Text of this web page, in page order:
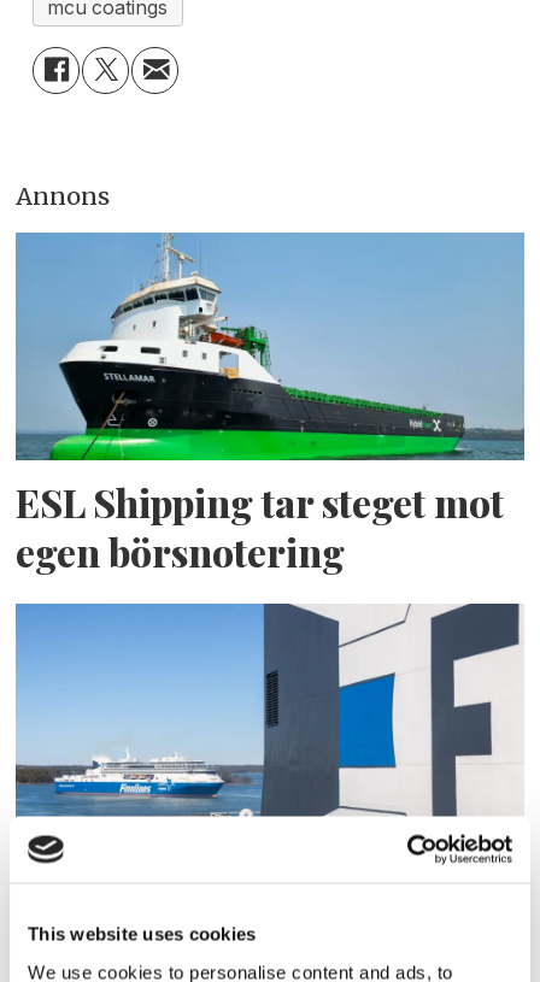
This website uses cookies
We use cookies to personalise content and ads, to
mcu coatings
Annons
ESL Shipping tar steget mot
egen börsnotering
Finnlines ökar vinsten trots
högt kostnadstryck